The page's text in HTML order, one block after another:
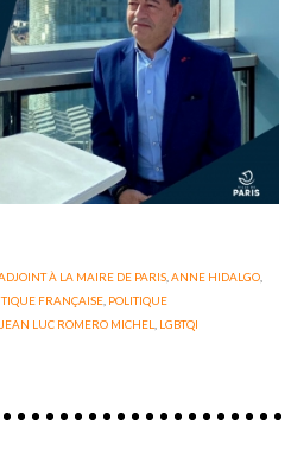
À LA MAIRE DE PARIS, ANNE HIDALGO,
FRANÇAISE POLITIQUE
JEAN LUC ROMERO MICHEL
LGBTQI